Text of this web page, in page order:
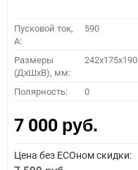
Пусковой ток,
A:
590
Размеры
(ДхШхВ), мм:
242x175x190
Полярность: 0
7 000 руб.
Цена без ECOном скидки: